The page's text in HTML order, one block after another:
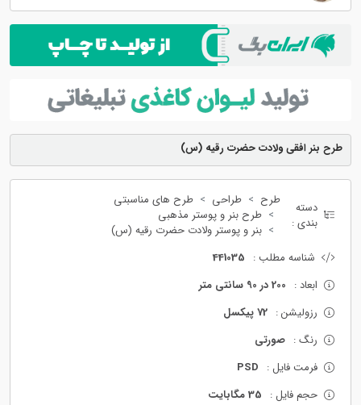
طرح بنر افقی ولادت حضرت رقیه (س)
دسته
بندی :
طرح طراحی
طرح های مناسبتی
طرح بنر و پوستر مذهبی
بنر و پوستر ولادت حضرت رقیه (س)
شناسه مطلب : 441035
ابعاد : 200 در 90 سانتی متر
رزولیشن : 72 پیکسل
رنگ : صورتی
فرمت فایل : PSD
حجم فایل : 35 مگابایت